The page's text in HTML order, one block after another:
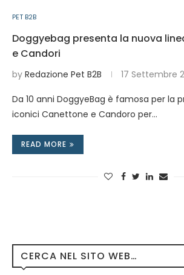
PET B2B
Doggyebag presenta la nuova
e Candori
by Redazione Pet B2B 17 Settembre
Da 10 anni DoggyeBag è famosa per la
iconici Canettone e Candoro per…
READ MORE
CERCA NEL SITO WEB…